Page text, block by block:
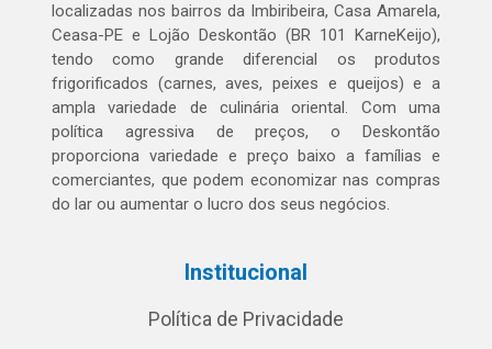
localizadas nos bairros da Imbiribeira, Casa Amarela,
Ceasa-PE e Lojão Deskontão (BR 101 KarneKeijo),
tendo como grande diferencial os produtos
frigorificados (carnes, aves, peixes e queijos) e a
ampla variedade de culinária oriental. Com uma
política agressiva de preços, o Deskontão
proporciona variedade e preço baixo a famílias e
comerciantes, que podem economizar nas compras
do lar ou aumentar o lucro dos seus negócios.
Institucional
Política de Privacidade